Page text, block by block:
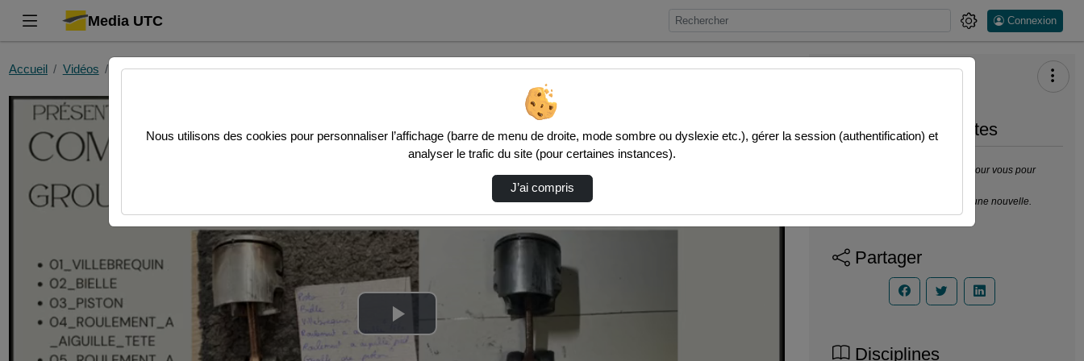
Media UTC Connexion
Accueil Vidéos RENDU_VIDEO_TN20_AM01_A25_ValentinSEIGNERIN_…
Lire
Prendre des notes
Il n’y a pas de note disponible pour vous pour
Connectez-vous pour en créer une nouvelle.
Partager
Disciplines
Nous utilisons des cookies pour personnaliser l’affichage (barre de menu de droite, mode sombre ou dyslexie etc.), gérer la session (authentification) et
analyser le trafic du site (pour certaines instances).
J’ai compris